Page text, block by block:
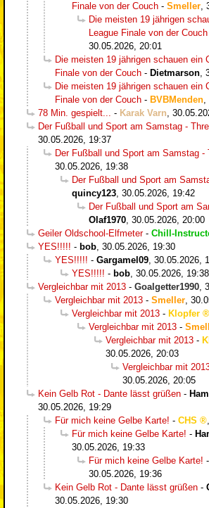
Finale von der Couch - Smeller
Die meisten 19 jährigen
League Finale von der Couch
30.05.2026, 20:01
Die meisten 19 jährigen schauen ein
Finale von der Couch - Dietmarson
Die meisten 19 jährigen schauen ein
Finale von der Couch - BVBMenden
78 Min. gespielt...
- Karak Varn
Der Fußball und Sport am Samstag -
30.05.2026, 19:37
Der Fußball und Sport am Samstag -
30.05.2026, 19:38
Der Fußball und Sport am
quincy123 30.05.2026, 19:42
Der Fußball und Sport am
Olaf1970 30.05.2026, 20:00
Geiler Oldschool-Elfmeter- Chill-
YES!!!!! - bob 30.05.2026, 19:30
YES!!!!! - Gargamel09 30.05.2026,
YES!!!!! - bob 30.05.2026, 19:38
Vergleichbar mit 2013 - Goalgetter1990
Vergleichbar mit 2013 - Smeller
Vergleichbar mit 2013 - Klopfer
Vergleichbar mit 2013 -
Vergleichbar mit 2013 -
30.05.2026, 20:03
Vergleichbar mit
30.05.2026, 20:05
Kein Gelb Rot - Dante lässt grüßen -
30.05.2026, 19:29
Für mich keine Gelbe Karte! - CHS
Für mich keine Gelbe Karte! -
30.05.2026, 19:33
Für mich keine Gelbe Karte! -
30.05.2026, 19:36
Kein Gelb Rot - Dante lässt grüßen -
30.05.2026, 19:30